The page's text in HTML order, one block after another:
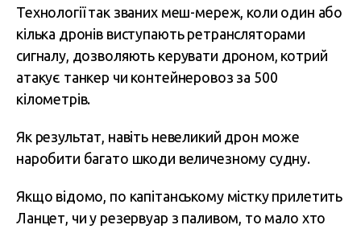
Технології так званих меш-мереж, коли один або
кілька дронів виступають ретрансляторами
сигналу, дозволяють керувати дроном, котрий
атакує танкер чи контейнеровоз за 500
кілометрів.
Як результат, навіть невеликий дрон може
наробити багато шкоди величезному судну.
Якщо відомо, по капітанському містку прилетить
Ланцет, чи у резервуар з паливом, то мало хто